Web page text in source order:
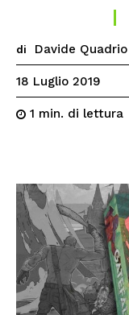
di Davide Quadrio
18 Luglio 2019
1 min. di lettura